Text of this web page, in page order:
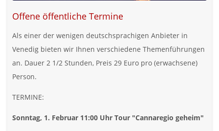
Offene öffentliche Termine
Als einer der wenigen deutschsprachigen Anbieter in
Venedig bieten wir Ihnen verschiedene Themenführungen
an. Dauer 2 1/2 Stunden, Preis 29 Euro pro (erwachsene)
Person.
TERMINE:
Sonntag, 1. Februar 11:00 Uhr Tour "Cannaregio geheim"